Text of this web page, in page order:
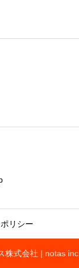
リシー
株式会社 | notas inc.